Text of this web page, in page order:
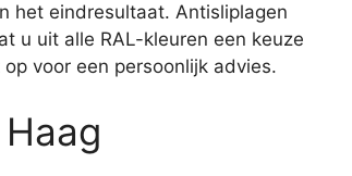
het eindresultaat. Antisliplagen
u uit alle RAL-kleuren een keuze
voor een persoonlijk advies.